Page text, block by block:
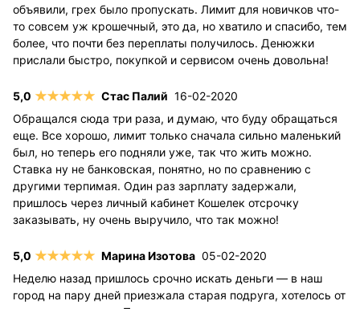
объявили, грех было пропускать. Лимит для новичков что-
то совсем уж крошечный, это да, но хватило и спасибо, тем
более, что почти без переплаты получилось. Денюжки
прислали быстро, покупкой и сервисом очень довольна!
Стас Палий 16-02-2020
Обращался сюда три раза, и думаю, что буду обращаться
еще. Все хорошо, лимит только сначала сильно маленький
был, но теперь его подняли уже, так что жить можно.
Ставка ну не банковская, понятно, но по сравнению с
другими терпимая. Один раз зарплату задержали,
пришлось через личный кабинет Кошелек отсрочку
заказывать, ну очень выручило, что так можно!
Марина Изотова 05-02-2020
Неделю назад пришлось срочно искать деньги — в наш
город на пару дней приезжала старая подруга, хотелось от